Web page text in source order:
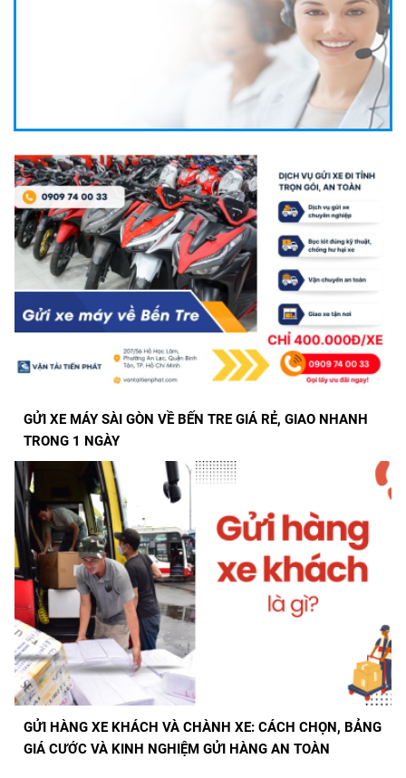
CHÀNH XE GỬI HÀNG CẦN THƠ - AN GIANG GIÁ RẺ, GIAO
TRONG NGÀY
GỬI XE MÁY SÀI GÒN VỀ BẾN TRE GIÁ RẺ, GIAO NHANH
TRONG 1 NGÀY
GỬI HÀNG XE KHÁCH VÀ CHÀNH XE: CÁCH CHỌN, BẢNG
GIÁ CƯỚC VÀ KINH NGHIỆM GỬI HÀNG AN TOÀN